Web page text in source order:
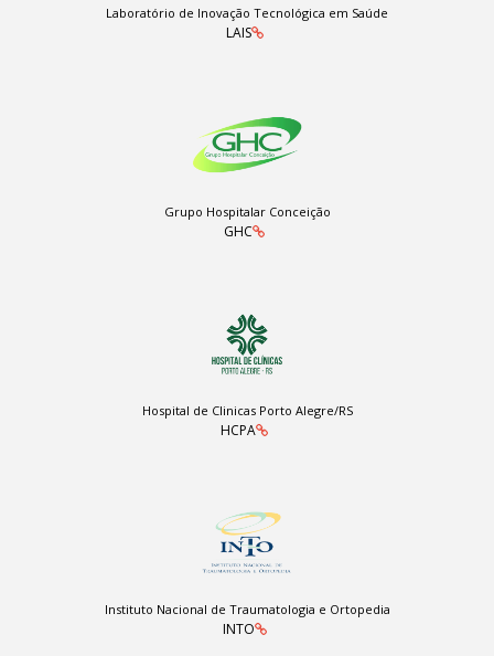
Laboratório de Inovação Tecnológica em Saúde
LAIS
Grupo Hospitalar Conceição
GHC
Hospital de Clinicas Porto Alegre/RS
HCPA
Instituto Nacional de Traumatologia e Ortopedia
INTO